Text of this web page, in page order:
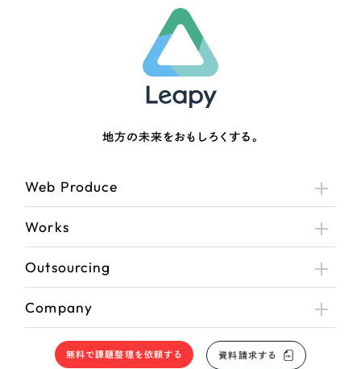
地方の未来をおもしろくする。
Web Produce
Works
Outsourcing
Company
無料で課題整理を依頼する 資料請求する